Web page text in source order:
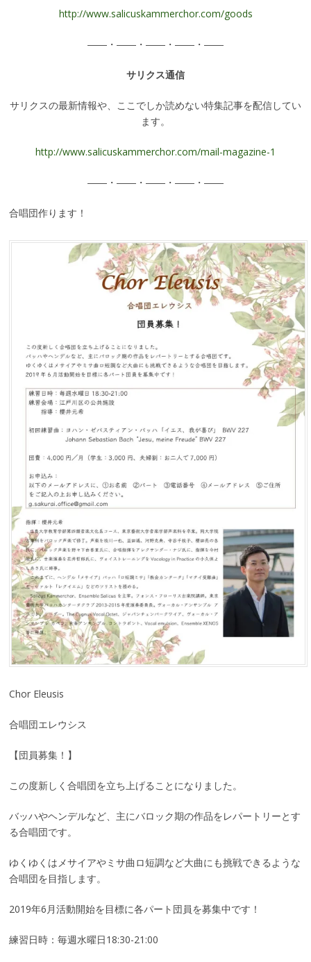
http://www.salicuskammerchor.com/goods
――・――・――・――・――
サリクス通信
サリクスの最新情報や、ここでしか読めない特集記事を配信してい
ます。
http://www.salicuskammerchor.com/mail-magazine-1
――・――・――・――・――
合唱団作ります！
Chor Eleusis
合唱団エレウシス
【団員募集！】
この度新しく合唱団を立ち上げることになりました。
バッハやヘンデルなど、主にバロック期の作品をレパートリーとす
る合唱団です。
ゆくゆくはメサイアやミサ曲ロ短調など大曲にも挑戦できるような
合唱団を目指します。
2019年6月活動開始を目標に各パート団員を募集中です！
練習日時：毎週水曜日18:30-21:00